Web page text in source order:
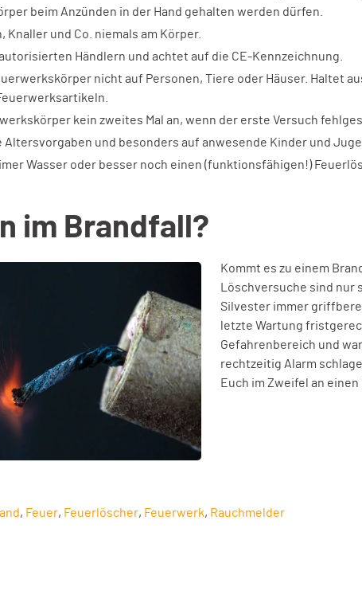
beim Anzünden in der Hand gehalten werden dürfen.
Knaller und Co. niemals am Körper.
Händlern und achtet auf die CE-Kennzeichnung.
nicht auf Personen, Tiere oder Häuser. Haltet
kein zweites Mal an, wenn der erste Versuch
Altersvorgaben und besonders auf anwesende Kinder und
Wasser oder besser noch einen (funktionsfähigen!)
im Brandfall?
Kommt es zu einem
Löschversuche sind
Silvester immer
letzte Wartung
Gefahrenbereich und
rechtzeitig Alarm
Euch im Zweifel an
, Feuer, Feuerlöscher, Feuerwerk, Rauchmelder